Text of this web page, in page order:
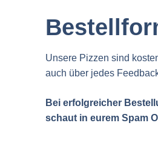
Unsere Pizzen sind
auch über jedes
Bei erfolgreicher
schaut in eurem Spam